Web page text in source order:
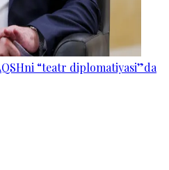
“teatr diplomatiyasi”da